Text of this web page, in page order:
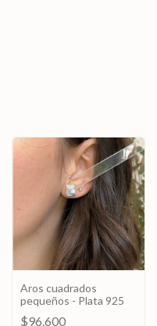
Aros cuadrados
pequeños - Plata 925
$96.600